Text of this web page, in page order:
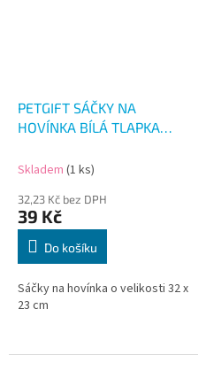
PETGIFT SÁČKY NA
HOVÍNKA BÍLÁ TLAPKA
Skladem (1 ks)
32,23 Kč bez DPH
39 Kč
Do košíku
Sáčky na hovínka o velikosti 32 x
23 cm